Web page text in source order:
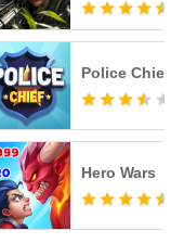
Police Chief
Hero Wars